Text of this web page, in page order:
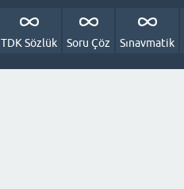
TDK Sözlük Soru Çöz Sınavmatik